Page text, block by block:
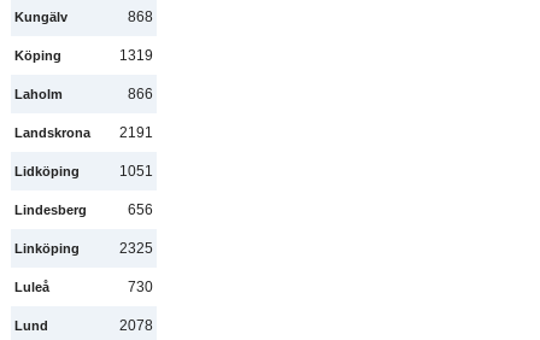
Kungälv 868
Köping 1319
Laholm 866
Landskrona 2191
Lidköping 1051
Lindesberg 656
Linköping 2325
Luleå 730
Lund 2078